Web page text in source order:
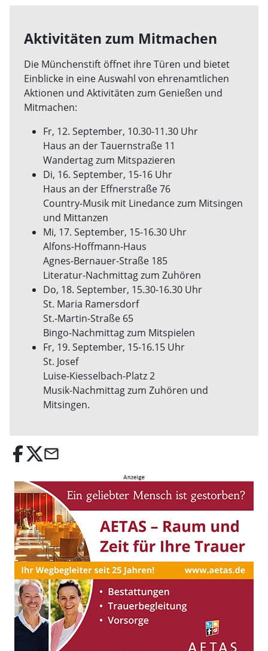
Aktivitäten zum Mitmachen
Die Münchenstift öffnet ihre Türen und bietet
Einblicke in eine Auswahl von ehrenamtlichen
Aktionen und Aktivitäten zum Genießen und
Mitmachen:
Fr, 12. September, 10.30-11.30 Uhr
Haus an der Tauernstraße 11
Wandertag zum Mitspazieren
Di, 16. September, 15-16 Uhr
Haus an der Effnerstraße 76
Country-Musik mit Linedance zum Mitsingen
und Mittanzen
Mi, 17. September, 15-16.30 Uhr
Alfons-Hoffmann-Haus
Agnes-Bernauer-Straße 185
Literatur-Nachmittag zum Zuhören
Do, 18. September, 15.30-16.30 Uhr
St. Maria Ramersdorf
St.-Martin-Straße 65
Bingo-Nachmittag zum Mitspielen
Fr, 19. September, 15-16.15 Uhr
St. Josef
Luise-Kiesselbach-Platz 2
Musik-Nachmittag zum Zuhören und
Mitsingen.
email